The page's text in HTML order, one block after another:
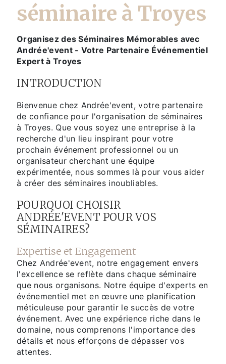
séminaire à Troyes
Organisez des Séminaires Mémorables avec
Andrée'event - Votre Partenaire Événementiel
Expert à Troyes
INTRODUCTION
Bienvenue chez Andrée'event, votre partenaire
de confiance pour l'organisation de séminaires
à Troyes. Que vous soyez une entreprise à la
recherche d'un lieu inspirant pour votre
prochain événement professionnel ou un
organisateur cherchant une équipe
expérimentée, nous sommes là pour vous aider
à créer des séminaires inoubliables.
POURQUOI CHOISIR
ANDRÉE'EVENT POUR VOS
SÉMINAIRES?
Expertise et Engagement
Chez Andrée'event, notre engagement envers
l'excellence se reflète dans chaque séminaire
que nous organisons. Notre équipe d'experts en
événementiel met en œuvre une planification
méticuleuse pour garantir le succès de votre
événement. Avec une expérience riche dans le
domaine, nous comprenons l'importance des
détails et nous efforçons de dépasser vos
attentes.